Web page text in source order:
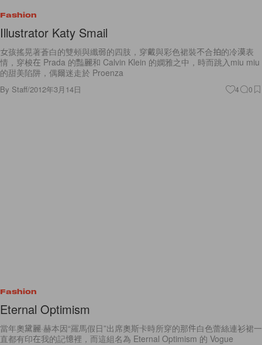
Fashion
Illustrator Katy Smail
女孩搖晃著蒼白的雙頰與纖弱的四肢，穿戴與彩色裙裝不合拍的冷漠表
情，穿梭在 Prada 的豔麗和 Calvin Klein 的嫻雅之中，時而跳入miu miu
的甜美陷阱，偶爾迷走於 Proenza
By Staff/2012年3月14日 4 0
Fashion
Eternal Optimism
當年奧黛麗·赫本因“羅馬假日”出席奧斯卡時所穿的那件白色蕾絲連衫裙一
直都有印在我的記憶裡，而這組名為 Eternal Optimism 的 Vogue